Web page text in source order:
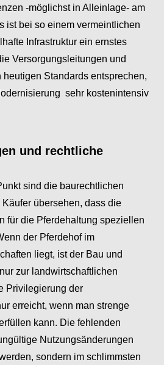
-möglichst in Alleinlage- am
ist bei so einem vermeintlichen
Infrastruktur ein ernstes
Versorgungsleitungen und
Standards entsprechen,
sehr kostenintensiv
und rechtliche
sind die baurechtlichen
übersehen, dass die
für die Pferdehaltung speziellen
der Pferdehof im
liegt, ist der Bau und
zur landwirtschaftlichen
Privilegierung der
erreicht, wenn man strenge
kann. Die fehlenden
Nutzungsänderungen
sondern im schlimmsten